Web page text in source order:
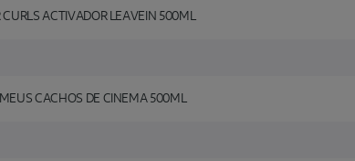
ACTIVADOR LEAVEIN 500ML
CACHOS DE CINEMA 500ML